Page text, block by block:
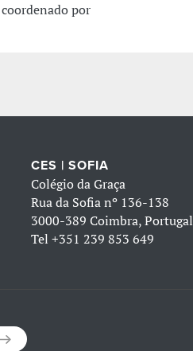
por
CES | SOFIA
Colégio da Graça
Rua da Sofia nº 136-138
3000-389 Coimbra, Portugal
Tel +351 239 853 649